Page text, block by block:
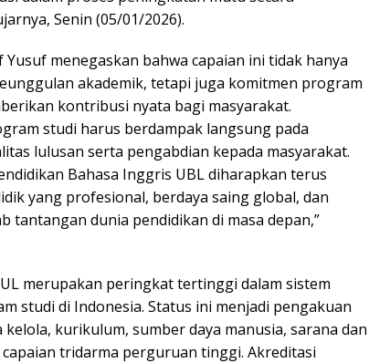
Senin (05/01/2026).
menegaskan bahwa capaian ini tidak hanya
akademik, tetapi juga komitmen program
kontribusi nyata bagi masyarakat.
studi harus berdampak langsung pada
lulusan serta pengabdian kepada masyarakat.
Bahasa Inggris UBL diharapkan terus
yang profesional, berdaya saing global, dan
tantangan dunia pendidikan di masa depan,”
merupakan peringkat tertinggi dalam sistem
studi di Indonesia. Status ini menjadi pengakuan
kurikulum, sumber daya manusia, sarana dan
tridarma perguruan tinggi. Akreditasi